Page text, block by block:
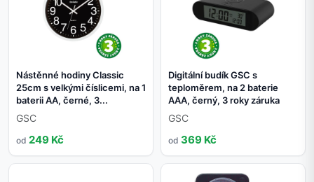
Nástěnné hodiny Classic
25cm s velkými číslicemi, na 1
baterii AA, černé, 3...
GSC
od 249 Kč
Digitální budík GSC s
teploměrem, na 2 baterie
AAA, černý, 3 roky záruka
GSC
od 369 Kč